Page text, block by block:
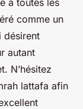
à toutes les
comme un
désirent
autant
N’hésitez
lattafa afin